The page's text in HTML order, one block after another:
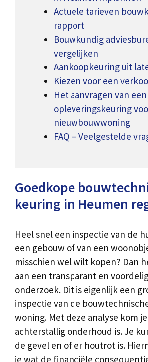
Actuele tarieven
rapport
Bouwkundig
vergelijken
Aankoopkeuring uit
Kiezen voor een
Het aanvragen van een
opleveringskeuring
nieuwbouwwoning
FAQ – Veelgestelde
Goedkope
keuring in Heumen
Heel snel een inspectie van de
een gebouw of van een
misschien wel wilt kopen? Dan
aan een transparant en
onderzoek. Dit is eigenlijk een
inspectie van de
woning. Met deze analyse kom
achterstallig onderhoud is. Je
de gevel en of er houtrot is.
je wat de financiële